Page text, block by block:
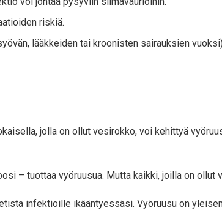
riskiä.
lääkkeiden tai kroonisten sairauksien
jolla on ollut vesirokko, voi kehittyä
– tuottaa vyöruusua. Mutta kaikki, joilla on ollut
infektioille ikääntyessäsi. Vyöruusu on